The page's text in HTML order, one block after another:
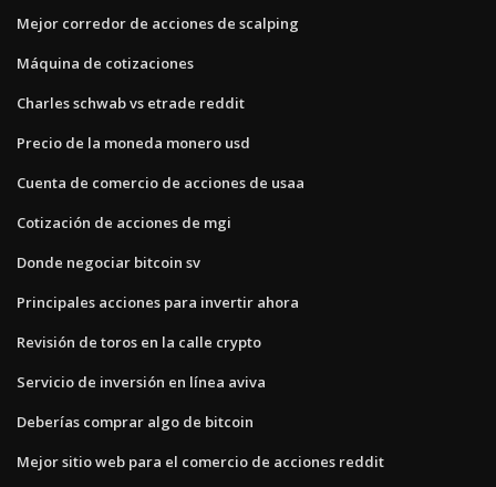
Mejor corredor de acciones de scalping
Máquina de cotizaciones
Charles schwab vs etrade reddit
Precio de la moneda monero usd
Cuenta de comercio de acciones de usaa
Cotización de acciones de mgi
Donde negociar bitcoin sv
Principales acciones para invertir ahora
Revisión de toros en la calle crypto
Servicio de inversión en línea aviva
Deberías comprar algo de bitcoin
Mejor sitio web para el comercio de acciones reddit